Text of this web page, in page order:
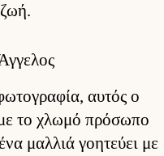
αυ­τός ο
το χλωμό πρόσωπο
μαλ­λιά γοη­τεύει με